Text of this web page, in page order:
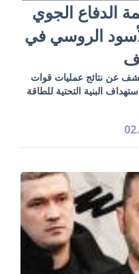
الدفاع الجوي
الروسي في
عن نتائج عمليات قوات
البنية التحتية للطاقة